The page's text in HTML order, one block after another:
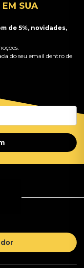
SUA
de 5%, novidades,
do seu email dentro de